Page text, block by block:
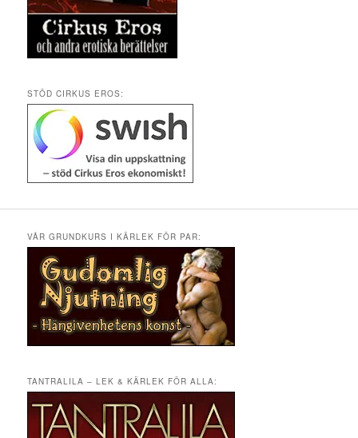
STÖD CIRKUS EROS:
VÅR GRUNDKURS I KÄRLEK FÖR PAR:
TANTRALILA – LEK & KÄRLEK FÖR ALLA: